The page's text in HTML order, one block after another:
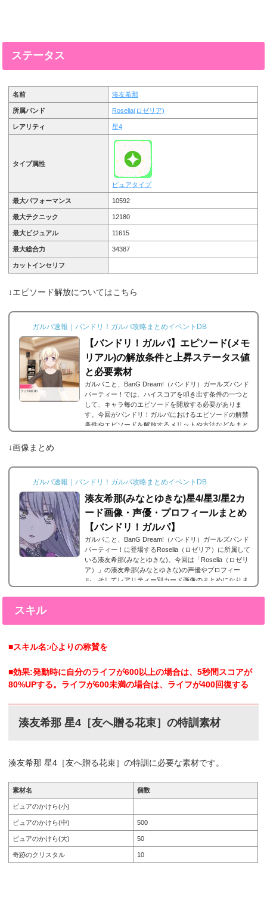
ステータス
名前 湊友希那
所属バンド Roselia(ロゼリア)
レアリティ 星4
タイプ属性
ピュアタイプ
最大パフォーマンス 10592
最大テクニック 12180
最大ビジュアル 11615
最大総合力 34387
カットインセリフ
↓エピソード解放についてはこちら
ガルパ速報｜バンドリ！ガルパ攻略まとめイベントDB
【バンドリ！ガルパ】エピソード(メモ
リアル)の解放条件と上昇ステータス値
と必要素材
ガルパこと、BanG Dream!（バンドリ）ガールズバンド
パーティー！では、ハイスコアを叩き出す条件の一つと
して、キャラ毎のエピソードを開放する必要がありま
す。今回がバンドリ！ガルパにおけるエピソードの解禁
条件やエピソードを解放するメリットや方法などをまと
す。エピソードは各キャラクターの詳細にあり、解放す
よ...
↓画像まとめ
ガルパ速報｜バンドリ！ガルパ攻略まとめイベントDB
湊友希那(みなとゆきな)星4/星3/星2カ
ード画像・声優・プロフィールまとめ
【バンドリ！ガルパ】
ガルパこと、BanG Dream!（バンドリ）ガールズバンド
パーティー！に登場するRoselia（ロゼリア）に所属して
いる湊友希那(みなとゆきな)。今回は「Roselia（ロゼリ
ア）」の湊友希那(みなとゆきな)の声優やプロフィー
ル、そしてレアリティー別カード画像のまとめになりま
ニ...
スキル
■スキル名:心よりの称賛を
■効果:発動時に自分のライフが600以上の場合は、5秒間スコアが
80%UPする。ライフが600未満の場合は、ライフが400回復する
湊友希那 星4［友へ贈る花束］の特訓素材
湊友希那 星4［友へ贈る花束］の特訓に必要な素材です。
素材名 個数
ピュアのかけら(小)
ピュアのかけら(中) 500
ピュアのかけら(大) 50
奇跡のクリスタル 10